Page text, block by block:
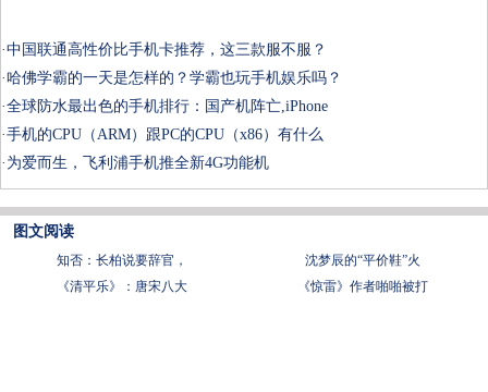
·中国联通高性价比手机卡推荐，这三款服不服？
·哈佛学霸的一天是怎样的？学霸也玩手机娱乐吗？
·全球防水最出色的手机排行：国产机阵亡,iPhone
·手机的CPU（ARM）跟PC的CPU（x86）有什么
· 为爱而生，飞利浦手机推全新4G功能机
图文阅读
知否：长柏说要辞官，
沈梦辰的“平价鞋”火
《清平乐》：唐宋八大
《惊雷》作者啪啪被打